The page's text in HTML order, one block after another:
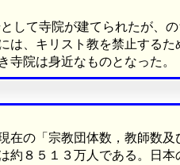
して寺院が建てられたが、
は、キリスト教を禁止する
寺院は身近なものとなった。
の「宗教団体数，教師数及
８５１３万人である。日本